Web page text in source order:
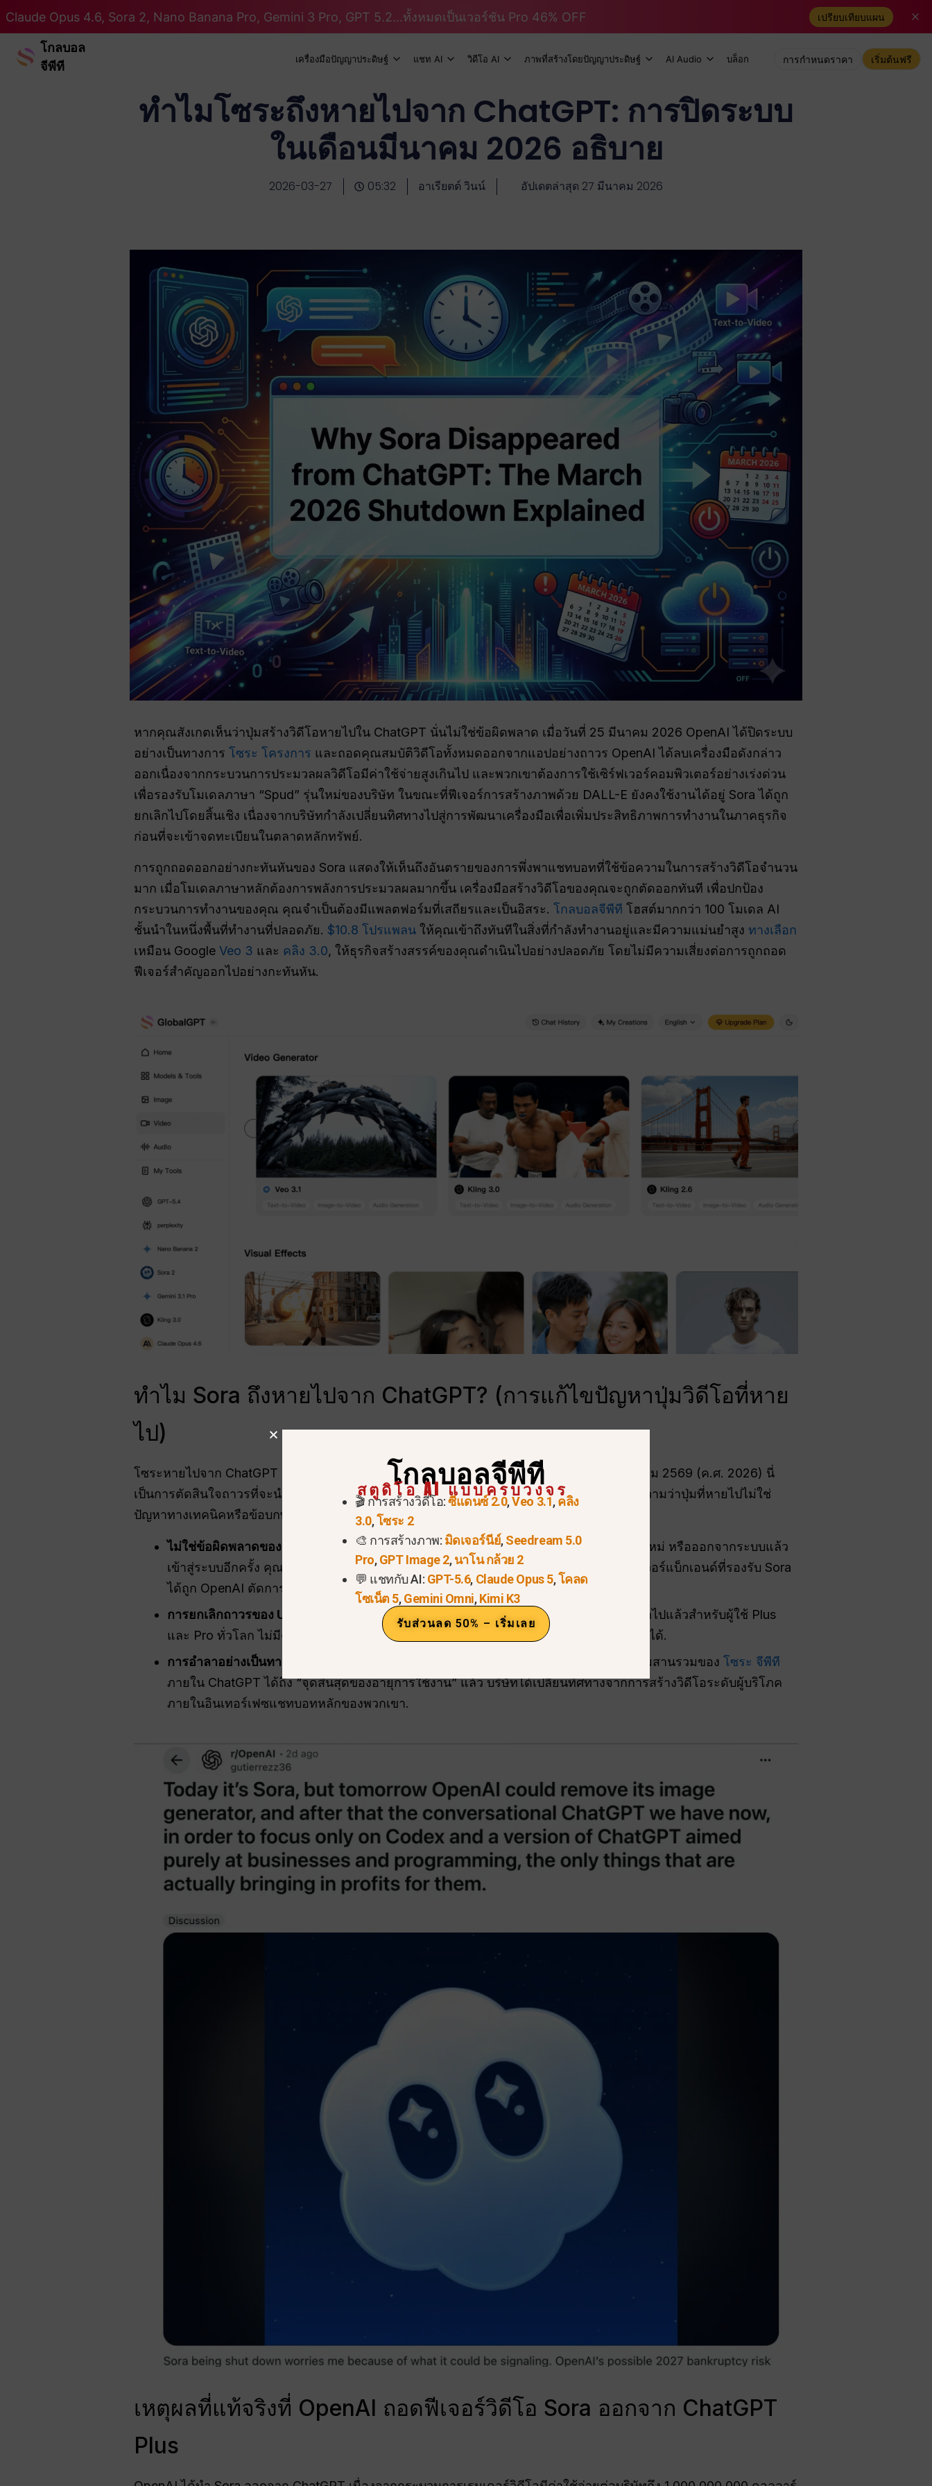
Claude Opus 4.6, Sora 2, Nano Banana Pro, Gemini 3 Pro, GPT 5.2...ทั้งหมดเป็นเวอร์ชัน Pro 46% OFF เปรียบเทียบแผน
โกลบอล
จีพีที
เครื่องมือปัญญาประดิษฐ์ แชท AI วิดีโอ AI ภาพที่สร้างโดยปัญญาประดิษฐ์ AI Audio บล็อก การกำหนดราคา เริ่มต้นฟรี
ทำไมโซระถึงหายไปจาก ChatGPT: การปิดระบบ
ในเดือนมีนาคม 2026 อธิบาย
2026-03-27 05:32 อาเรียตต์ วินน์ อัปเดตล่าสุด 27 มีนาคม 2026
หากคุณสังเกตเห็นว่าปุ่มสร้างวิดีโอหายไปใน ChatGPT นั่นไม่ใช่ข้อผิดพลาด เมื่อวันที่ 25 มีนาคม 2026 OpenAI ได้ปิดระบบ
อย่างเป็นทางการ โซระ โครงการ และถอดคุณสมบัติวิดีโอทั้งหมดออกจากแอปอย่างถาวร OpenAI ได้ลบเครื่องมือดังกล่าว
ออกเนื่องจากกระบวนการประมวลผลวิดีโอมีค่าใช้จ่ายสูงเกินไป และพวกเขาต้องการใช้เซิร์ฟเวอร์คอมพิวเตอร์อย่างเร่งด่วน
เพื่อรองรับโมเดลภาษา “Spud” รุ่นใหม่ของบริษัท ในขณะที่ฟีเจอร์การสร้างภาพด้วย DALL-E ยังคงใช้งานได้อยู่ Sora ได้ถูก
ยกเลิกไปโดยสิ้นเชิง เนื่องจากบริษัทกำลังเปลี่ยนทิศทางไปสู่การพัฒนาเครื่องมือเพื่อเพิ่มประสิทธิภาพการทำงานในภาคธุรกิจ
ก่อนที่จะเข้าจดทะเบียนในตลาดหลักทรัพย์.
การถูกถอดออกอย่างกะทันหันของ Sora แสดงให้เห็นถึงอันตรายของการพึ่งพาแชทบอทที่ใช้ข้อความในการสร้างวิดีโอจำนวน
มาก เมื่อโมเดลภาษาหลักต้องการพลังการประมวลผลมากขึ้น เครื่องมือสร้างวิดีโอของคุณจะถูกตัดออกทันที เพื่อปกป้อง
กระบวนการทำงานของคุณ คุณจำเป็นต้องมีแพลตฟอร์มที่เสถียรและเป็นอิสระ. โกลบอลจีพีที โฮสต์มากกว่า 100 โมเดล AI
ชั้นนำในหนึ่งพื้นที่ทำงานที่ปลอดภัย. $10.8 โปรแพลน ให้คุณเข้าถึงทันทีในสิ่งที่กำลังทำงานอยู่และมีความแม่นยำสูง ทางเลือก
เหมือน Google Veo 3 และ คลิง 3.0, ให้ธุรกิจสร้างสรรค์ของคุณดำเนินไปอย่างปลอดภัย โดยไม่มีความเสี่ยงต่อการถูกถอด
ฟีเจอร์สำคัญออกไปอย่างกะทันหัน.
ทำไม Sora ถึงหายไปจาก ChatGPT? (การแก้ไขปัญหาปุ่มวิดีโอที่หาย
ไป)
โซระหายไปจาก ChatGPT เนื่องจาก OpenAI ได้ปิดโครงการอย่างเป็นทางการเมื่อวันที่ 25 มีนาคม 2569 (ค.ศ. 2026) นี่
เป็นการตัดสินใจถาวรที่จะนำเอาคุณสมบัติการสร้างวิดีโอทั้งหมดออกจากแพลตฟอร์ม ซึ่งหมายความว่าปุ่มที่หายไปไม่ใช่
ปัญหาทางเทคนิคหรือข้อบกพร่อง.
ไม่ใช่ข้อผิดพลาดของระบบ:
หากคุณได้ลองล้างแคชของเบราว์เซอร์ ติดตั้งแอป ChatGPT ใหม่ หรือออกจากระบบแล้ว
เข้าสู่ระบบอีกครั้ง คุณจะสังเกตเห็นว่าเครื่องมือวิดีโอยังคงหายไป สาเหตุนี้เป็นเพราะเซิร์ฟเวอร์แบ็กเอนด์ที่รองรับ Sora
ได้ถูก OpenAI ตัดการเชื่อมต่อโดยสมบูรณ์แล้ว.
การยกเลิกถาวรของ UI:
ปุ่ม “สร้างวิดีโอ” และคำแนะนำเฉพาะของ Sora GPT ได้ถูกนำออกไปแล้วสำหรับผู้ใช้ Plus
และ Pro ทั่วโลก ไม่มีตัวเลือกการตั้งค่าในเมนูคุณสมบัติ Beta ที่สามารถนำฟังก์ชันนี้กลับมาได้.
การอำลาอย่างเป็นทางการ:
ตามประกาศภายในเมื่อวันที่ 24 มีนาคม OpenAI ยืนยันว่าการผสานรวมของ โซระ จีพีที
ภายใน ChatGPT ได้ถึง “จุดสิ้นสุดของอายุการใช้งาน” แล้ว บริษัทได้เปลี่ยนทิศทางจากการสร้างวิดีโอระดับผู้บริโภค
ภายในอินเทอร์เฟซแชทบอทหลักของพวกเขา.
เหตุผลที่แท้จริงที่ OpenAI ถอดฟีเจอร์วิดีโอ Sora ออกจาก ChatGPT
Plus
โกลบอลจีพีที
สตูดิโอ AI แบบครบวงจร
🎬 การสร้างวิดีโอ:ซีแดนซ์ 2.0,Veo 3.1,คลิง
3.0,โซระ 2
🎨 การสร้างภาพ: มิดเจอร์นีย์,Seedream 5.0
Pro,GPT Image 2,นาโน กล้วย 2
💬 แชทกับ AI: GPT-5.6, Claude Opus 5,โคลด
โซเน็ต 5,Gemini Omni,Kimi K3
รับส่วนลด 50% – เริ่มเลย